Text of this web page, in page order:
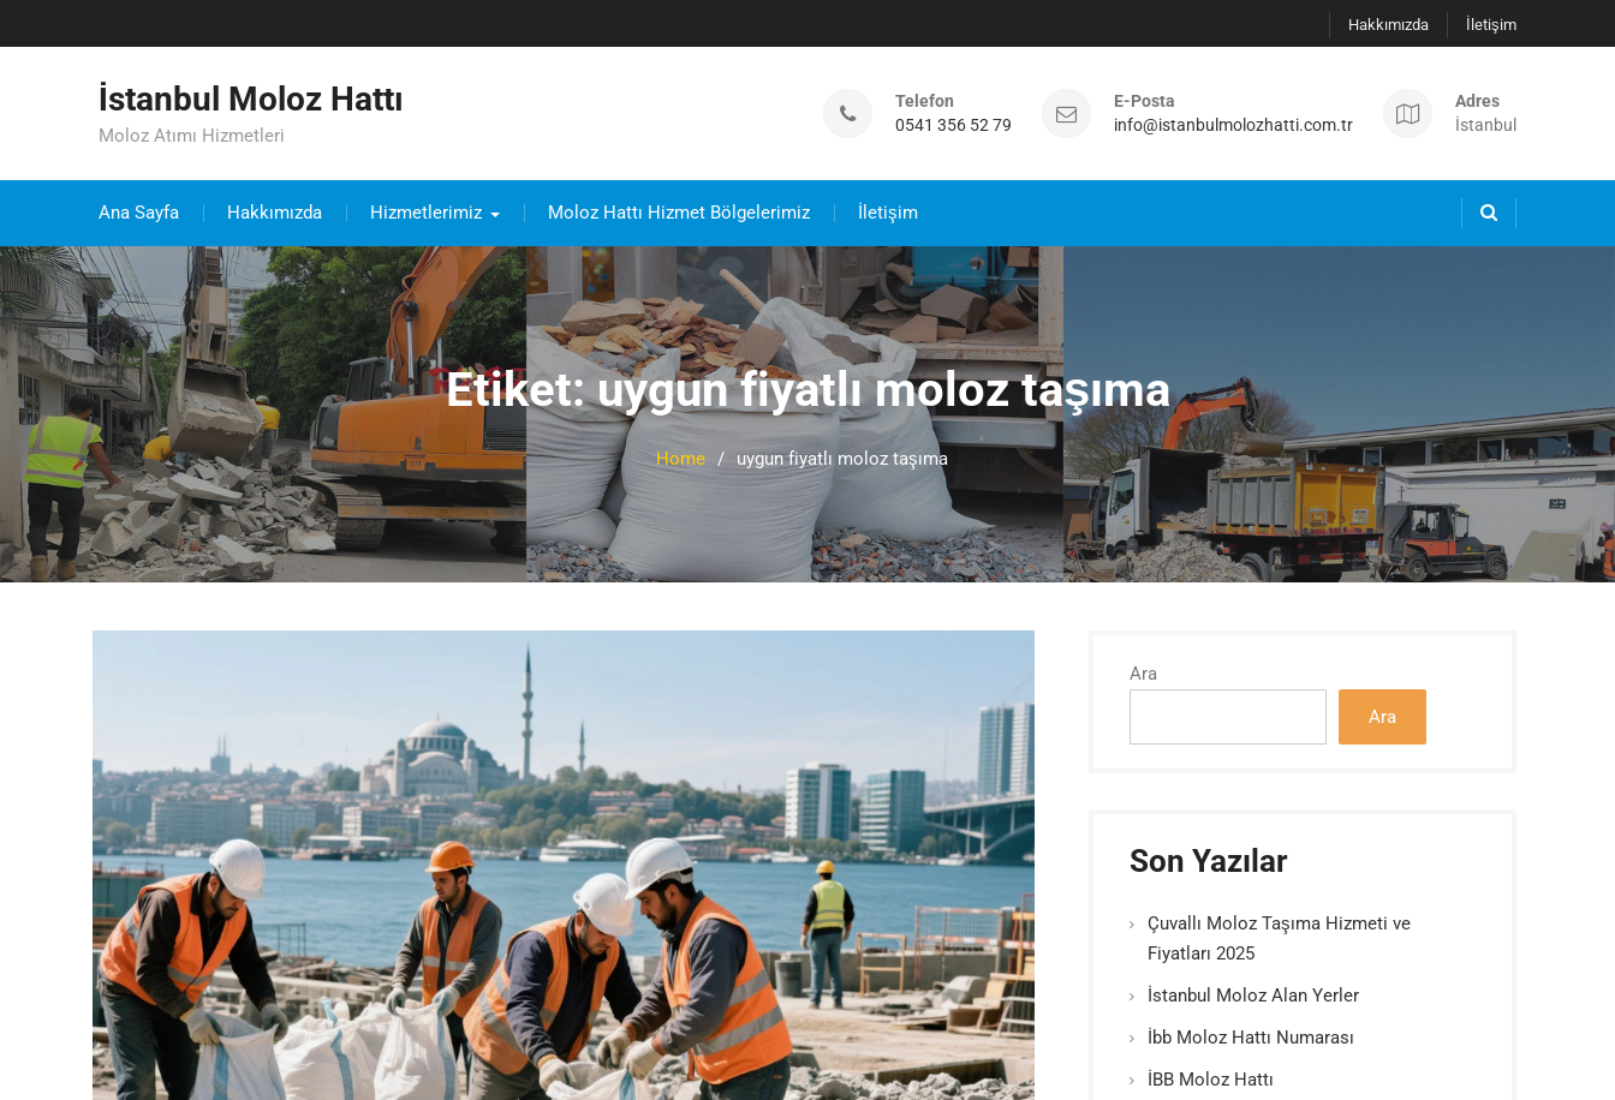
to
Hakkımızda İletişim
İstanbul Moloz Hattı
Moloz Atımı Hizmetleri
Telefon
0541 356 52 79
E-Posta
info@istanbulmolozhatti.com.tr
Adres
İstanbul
Ana Sayfa Hakkımızda Hizmetlerimiz Moloz Hattı Hizmet Bölgelerimiz İletişim
Etiket:uygun fiyatlı moloz taşıma
Home uygun fiyatlı moloz taşıma
Ara
Ara
Son Yazılar
Çuvallı Moloz Taşıma Hizmeti ve
Fiyatları 2025
İstanbul Moloz Alan Yerler
İbb Moloz Hattı Numarası
İBB Moloz Hattı